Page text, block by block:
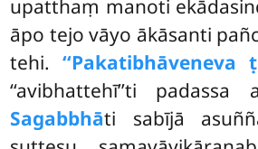
upatthaṃ manoti
āpo tejo vāyo ākāsanti
tehi.‘‘Pakatibhāveneva
‘‘avibhattehī’’ti
Sagabbhāti sabījā